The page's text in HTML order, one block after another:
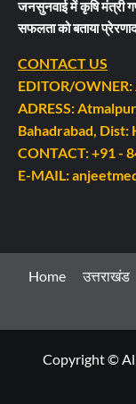
जनसुनवाई में कृषि मंत्री
सफलता को बताया
CONTACT US
EDITOR/
ADRESS:
Bahadrabad,
CONTACT: +91 -
E-MAIL:
Home उत्तराखंड
Copyright ©